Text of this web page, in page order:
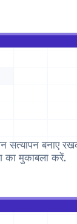
सत्यापन बनाए
का मुकाबला करें.